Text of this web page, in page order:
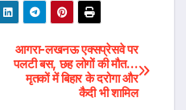
आगरा-लखनऊ एक्सप्रेसवे पर
पलटी बस, छह लोगों की मौत…
मृतकों में बिहार के दरोगा और
कैदी भी शामिल